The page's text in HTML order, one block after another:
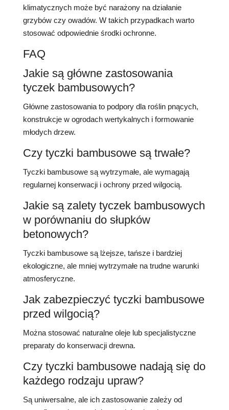
klimatycznych może być narażony na działanie
grzybów czy owadów. W takich przypadkach warto
stosować odpowiednie środki ochronne.
FAQ
Jakie są główne zastosowania
tyczek bambusowych?
Główne zastosowania to podpory dla roślin pnących,
konstrukcje w ogrodach wertykalnych i formowanie
młodych drzew.
Czy tyczki bambusowe są trwałe?
Tyczki bambusowe są wytrzymałe, ale wymagają
regularnej konserwacji i ochrony przed wilgocią.
Jakie są zalety tyczek bambusowych
w porównaniu do słupków
betonowych?
Tyczki bambusowe są lżejsze, tańsze i bardziej
ekologiczne, ale mniej wytrzymałe na trudne warunki
atmosferyczne.
Jak zabezpieczyć tyczki bambusowe
przed wilgocią?
Można stosować naturalne oleje lub specjalistyczne
preparaty do konserwacji drewna.
Czy tyczki bambusowe nadają się do
każdego rodzaju upraw?
Są uniwersalne, ale ich zastosowanie zależy od